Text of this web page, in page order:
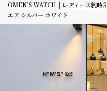
OMEN'S WATCH | レディース腕時
エア シルバー ホワイト